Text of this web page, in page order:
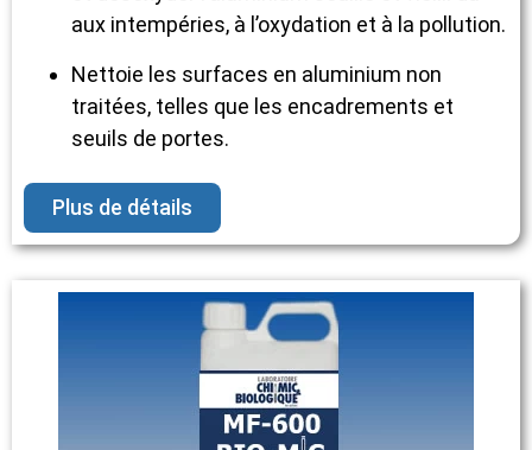
aux intempéries, à l’oxydation et à la pollution.
Nettoie les surfaces en aluminium non
traitées, telles que les encadrements et
seuils de portes.
Plus de détails